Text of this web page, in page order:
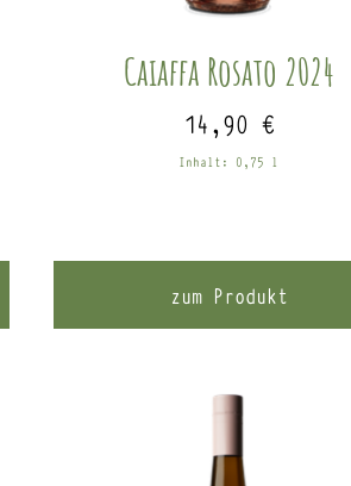
Caiaffa Rosato 2024
14,90 €
Inhalt: 0,75 l
zum Produkt